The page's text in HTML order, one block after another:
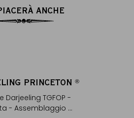
ANCHE
PRINCETON ®
Darjeeling TGFOP -
- Assemblaggio ...